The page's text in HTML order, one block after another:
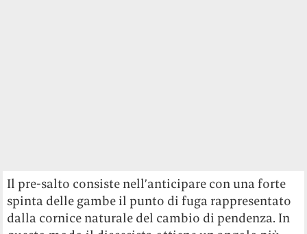
Il pre-salto consiste nell’anticipare con una forte
spinta delle gambe il punto di fuga rappresentato
dalla cornice naturale del cambio di pendenza. In